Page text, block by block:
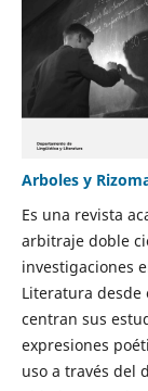
Arboles y
Es una revista
arbitraje doble
investigaciones
Literatura desde
centran sus
expresiones
uso a través del